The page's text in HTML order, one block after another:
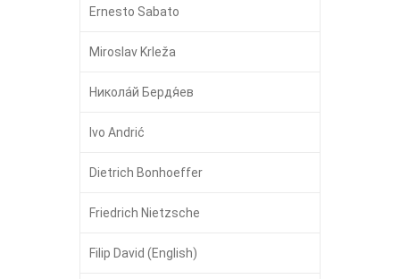
Ernesto Sabato
Miroslav Krleža
Никола́й Бердя́ев
Ivo Andrić
Dietrich Bonhoeffer
Friedrich Nietzsche
Filip David (English)